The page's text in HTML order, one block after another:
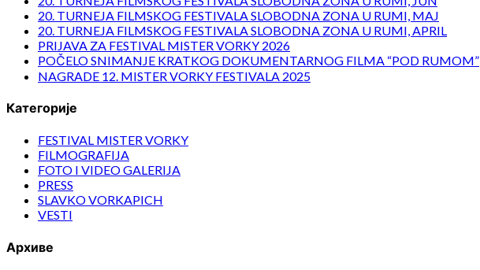
20. TURNEJA FILMSKOG FESTIVALA SLOBODNA ZONA U RUMI, MAJ
20. TURNEJA FILMSKOG FESTIVALA SLOBODNA ZONA U RUMI, APRIL
PRIJAVA ZA FESTIVAL MISTER VORKY 2026
POČELO SNIMANJE KRATKOG DOKUMENTARNOG FILMA “POD RUMOM”
NAGRADE 12. MISTER VORKY FESTIVALA 2025
Категорије
FESTIVAL MISTER VORKY
FILMOGRAFIJA
FOTO I VIDEO GALERIJA
PRESS
SLAVKO VORKAPICH
VESTI
Архиве